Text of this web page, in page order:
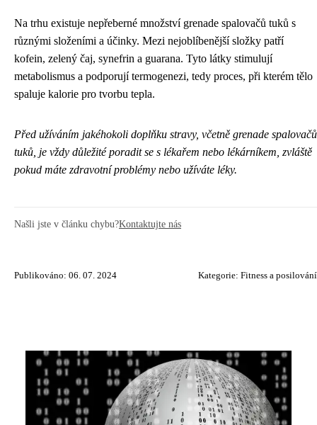
Na trhu existuje nepřeberné množství grenade spalovačů tuků s
různými složeními a účinky. Mezi nejoblíbenější složky patří
kofein, zelený čaj, synefrin a guarana. Tyto látky stimulují
metabolismus a podporují termogenezi, tedy proces, při kterém tělo
spaluje kalorie pro tvorbu tepla.
Před užíváním jakéhokoli doplňku stravy, včetně grenade spalovačů
tuků, je vždy důležité poradit se s lékařem nebo lékárníkem, zvláště
pokud máte zdravotní problémy nebo užíváte léky.
Našli jste v článku chybu?Kontaktujte nás
Publikováno: 06. 07. 2024 Kategorie: Fitness a posilování